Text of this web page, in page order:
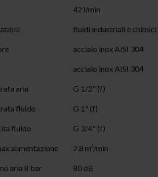
42 l/min
fluidi industriali e chimici
acciaio inox AISI 304
acciaio inox AISI 304
aria G 1/2" (f)
fluido G 1" (f)
fluido G 3/4" (f)
alimentazione 2,8 m³/min
aria 8 bar 80 dB